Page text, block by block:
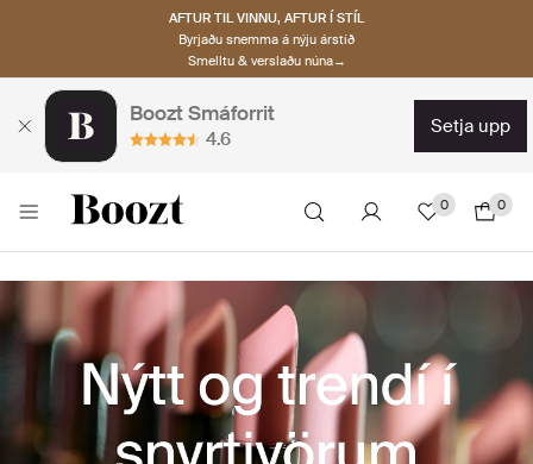
AFTUR TIL VINNU, AFTUR Í STÍL
Byrjaðu snemma á nýju árstíð
Smelltu & verslaðu núna→
Boozt Smáforrit
4.6
setja upp
0 0